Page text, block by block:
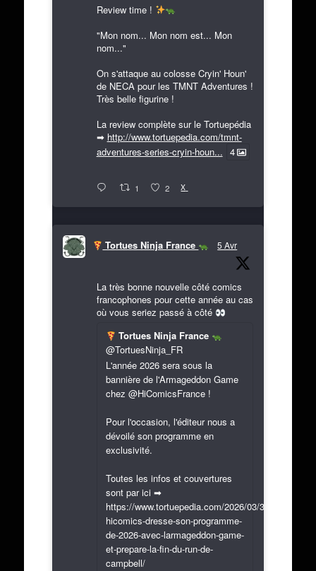
Review time !
"Mon nom... Mon nom est... Mon
nom..."
On s'attaque au colosse Cryin' Houn'
de NECA pour les TMNT Adventures !
Très belle figurine !
La review complète sur le Tortuepédia
➡ http://www.tortuepedia.com/tmnt-
adventures-series-cryin-houn... 4
1 2 X
Tortues Ninja France 5 Avr
La très bonne nouvelle côté comics
francophones pour cette année au cas
où vous seriez passé à côté
Tortues Ninja France
@TortuesNinja_FR
L'année 2026 sera sous la
bannière de l'Armageddon Game
chez @HiComicsFrance !
Pour l'occasion, l'éditeur nous a
dévoilé son programme en
exclusivité.
Toutes les infos et couvertures
sont par ici ➡
https://www.tortuepedia.com/2026/03/31/exclusif-
hicomics-dresse-son-programme-
de-2026-avec-larmageddon-game-
et-prepare-la-fin-du-run-de-
campbell/